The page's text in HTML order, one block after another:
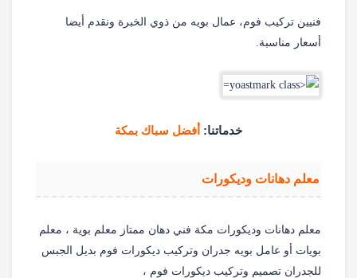
فنيين تركيب فوم، عمال بويه من ذوي الخبرة ونقدم أيضا
أسعار مناسبة.
خدماتنا: أفضل سباك بمكة
معلم دهانات وديكورات
معلم دهانات وديكورات مكة فني دهان ممتاز معلم بوية ، معلم
بويات أو عامل بويه جدران وتركيب ديكورات فوم بديل الجبس
للجدران تصميم وتركيب ديكورات فوم ،